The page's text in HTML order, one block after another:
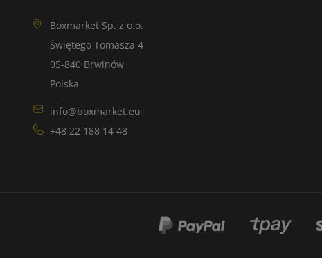
Boxmarket Sp. z o.o.
Świętego Tomasza 4
05-840 Brwinów
Polska
info@boxmarket.eu
+48 22 188 14 48